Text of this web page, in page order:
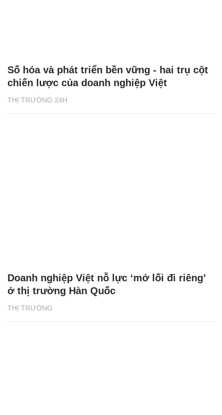
THỊ TRƯỜNG 24H
Số hóa và phát triển bền vững - hai trụ cột
chiến lược của doanh nghiệp Việt
THỊ TRƯỜNG
Doanh nghiệp Việt nỗ lực ‘mở lối đi riêng’
ở thị trường Hàn Quốc